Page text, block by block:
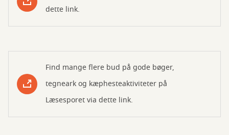
dette link.
Find mange flere bud på gode bøger,
tegneark og kæphesteaktiviteter på
Læsesporet via dette link.